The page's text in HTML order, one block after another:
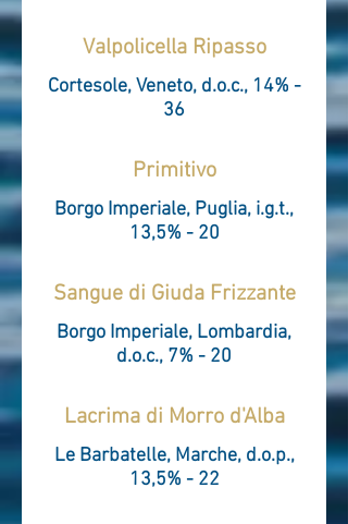
Valpolicella Ripasso
Cortesole, Veneto, d.o.c., 14% -
36
Primitivo
Borgo Imperiale, Puglia, i.g.t.,
13,5% - 20
Sangue di Giuda Frizzante
Borgo Imperiale, Lombardia,
d.o.c., 7% - 20
Lacrima di Morro d'Alba
Le Barbatelle, Marche, d.o.p.,
13,5% - 22